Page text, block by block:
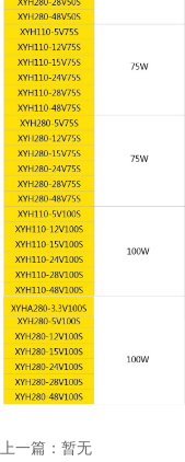
上一篇：暂无